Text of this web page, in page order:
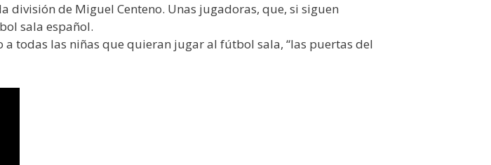
división de Miguel Centeno. Unas jugadoras, que, si siguen
sala español.
todas las niñas que quieran jugar al fútbol sala, “las puertas del